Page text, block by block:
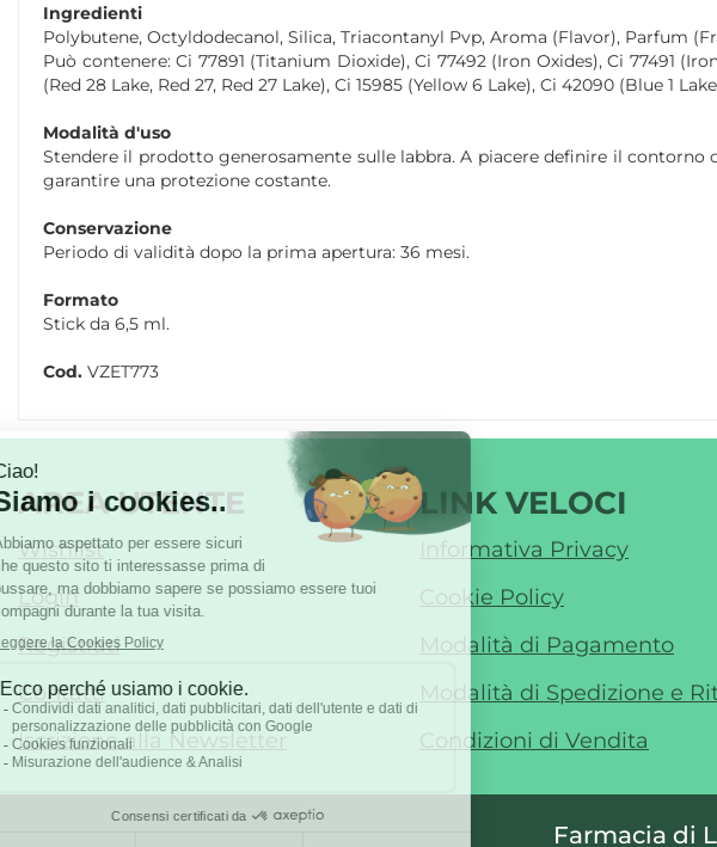
Ingredienti
Polybutene, Octyldodecanol, Silica, Triacontanyl Pvp, Aroma (Flavor), Parfum
Può contenere: Ci 77891 (Titanium Dioxide), Ci 77492 (Iron Oxides), Ci 77491
(Red 28 Lake, Red 27, Red 27 Lake), Ci 15985 (Yellow 6 Lake), Ci 42090 (Blue 1
Modalità d'uso
Stendere il prodotto generosamente sulle labbra. A piacere definire il
garantire una protezione costante.
Conservazione
Periodo di validità dopo la prima apertura: 36 mesi.
Formato
Stick da 6,5 ml.
Cod. VZET773
AREA UTENTE
Wishlist
Login
Registrati
Contatti
Iscrizione alla Newsletter
LINK VELOCI
Informativa Privacy
Cookie Policy
Modalità di Pagamento
Modalità di Spedizione e
Condizioni di Vendita
Farmacia di